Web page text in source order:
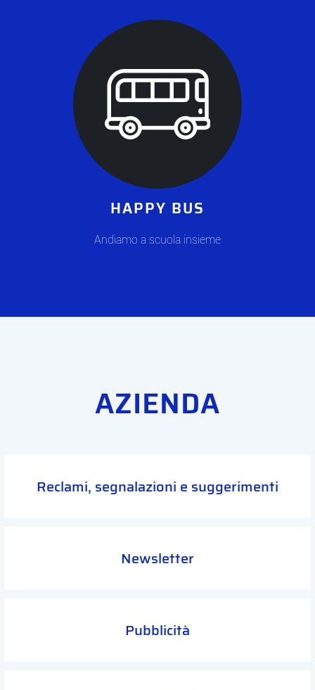
HAPPY BUS
Andiamo a scuola insieme
AZIENDA
Reclami, segnalazioni e suggerimenti
Newsletter
Pubblicità